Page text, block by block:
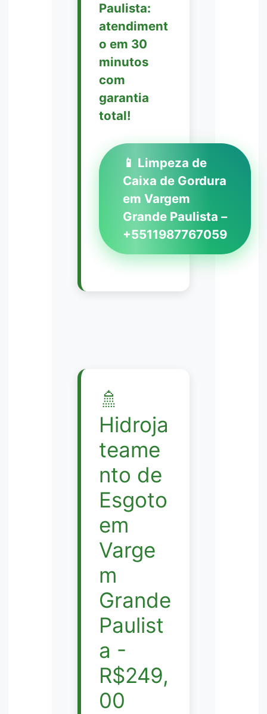
Paulista:
atendiment
o em 30
minutos
com
garantia
total!
📱 Limpeza de
Caixa de Gordura
em Vargem
Grande Paulista –
+5511987767059
🚿
Hidroja
teame
nto de
Esgoto
em
Varge
m
Grande
Paulist
a -
R$249,
00